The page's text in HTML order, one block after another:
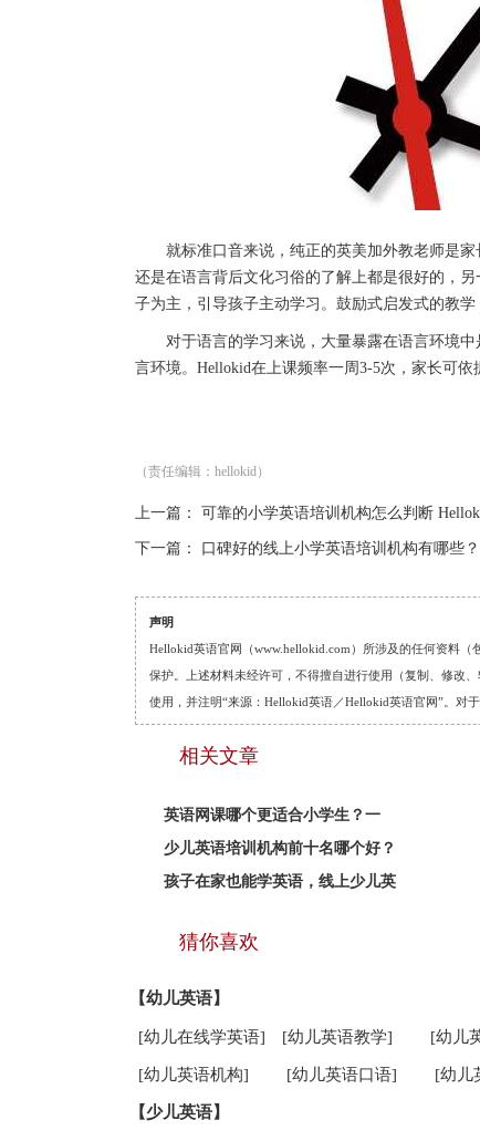
就标准口音来说，纯正的英美加外教老师是家
还是在语言背后文化习俗的了解上都是很好的，
子为主，引导孩子主动学习。鼓励式启发式的教学
对于语言的学习来说，大量暴露在语言环境中
言环境。Hellokid在上课频率一周3-5次，家长可依
（责任编辑：hellokid）
上一篇： 可靠的小学英语培训机构怎么判断
下一篇： 口碑好的线上小学英语培训机构有哪些？
声明
Hellokid英语官网（www.hellokid.com）所涉及的任何资料
保护。上述材料未经许可，不得擅自进行使用（复制、修改
使用，并注明“来源：Hellokid英语／Hellokid英语官网”。对
相关文章
英语网课哪个更适合小学生？一
少儿英语培训机构前十名哪个好？
孩子在家也能学英语，线上少儿英
猜你喜欢
【幼儿英语】
[幼儿在线学英语] [幼儿英语教学] [幼儿
[幼儿英语机构] [幼儿英语口语] [幼儿
【少儿英语】